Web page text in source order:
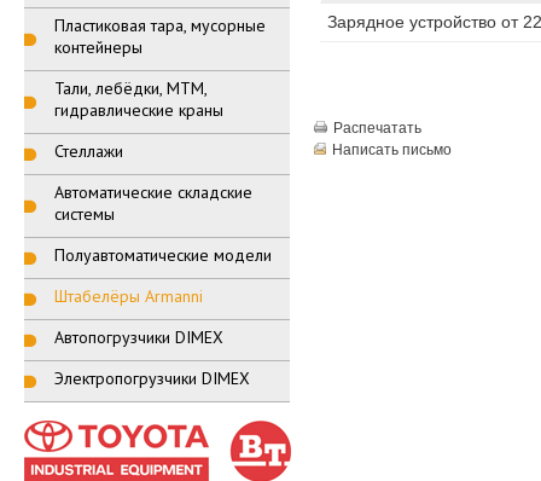
Пластиковая тара, мусорные
контейнеры
Тали, лебёдки, МТМ,
гидравлические краны
Стеллажи
Автоматические складские
системы
Полуавтоматические модели
Штабелёры Armanni
Автопогрузчики DIMEX
Электропогрузчики DIMEX
Зарядное устройство от
Распечатать
Написать письмо